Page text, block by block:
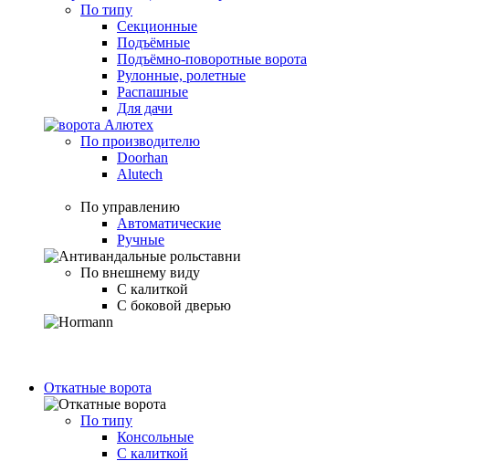
По типу
Секционные
Подъёмные
Подъёмно-поворотные ворота
Рулонные, ролетные
Распашные
Для дачи
По производителю
Doorhan
Alutech
По управлению
Автоматические
Ручные
По внешнему виду
С калиткой
С боковой дверью
Откатные ворота
По типу
Консольные
С калиткой